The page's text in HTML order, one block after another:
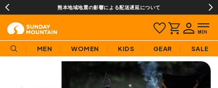
¥3,980(税込)以上のご購入で送料無料!
MEN WOMEN KIDS GEAR SALE